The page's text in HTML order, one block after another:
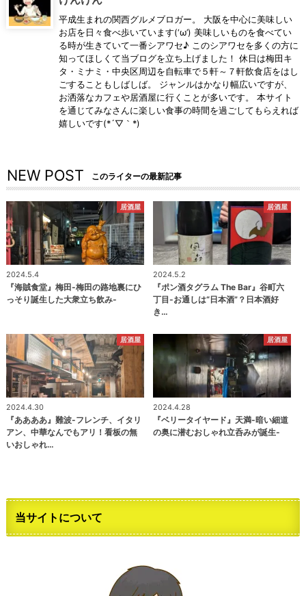
平成生まれの関西グルメブロガー。 大阪を中心に美味しい
お店を日々食べ歩いています(‘ω’) 美味しいものを食べてい
る時が生きていて一番シアワセ♪ このシアワセを多くの方に
知ってほしくて当ブログを立ち上げました！ 休日は梅田キ
タ・ミナミ・中央区周辺を自転車で５軒～７軒飲食店をはし
ごすることもしばしば。 ジャンルはかなり幅広いですが、
お洒落なカフェや居酒屋に行くことが多いです。 本サイト
を通じてみなさんに楽しい食事の時間を過ごしてもらえれば
嬉しいです(*´▽｀*)
NEW POST このライターの最新記事
居酒屋
2024.5.4
『海賊食堂』梅田-梅田の路地裏にひ
っそり誕生した大衆立ち飲み-
居酒屋
2024.5.2
『ポン酒タグラム The Bar』谷町六
丁目-お通しは“日本酒”？日本酒好
き…
居酒屋
2024.4.30
『ああああ』難波-フレンチ、イタリ
アン、中華なんでもアリ！看板の無
いおしゃれ…
居酒屋
2024.4.28
『ベリータイヤード』天満-暗い細道
の奥に潜むおしゃれ立呑みが誕生-
当サイトについて